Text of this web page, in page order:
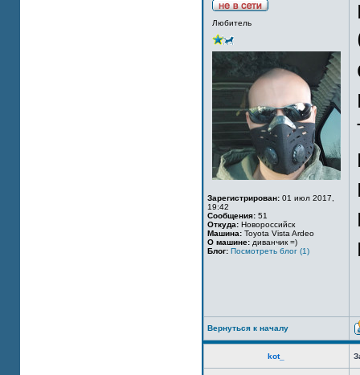
Любитель
Зарегистрирован: 01 июл 2017,
19:42
Сообщения: 51
Откуда: Новороссийск
Машина: Toyota Vista Ardeo
О машине: диванчик =)
Блог: Посмотреть блог (1)
Вернуться к началу
kot_